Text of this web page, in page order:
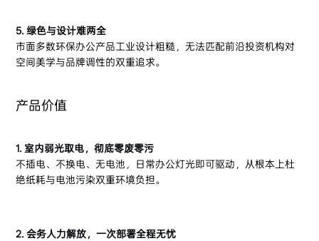
5. 绿色与设计难两全
市面多数环保办公产品工业设计粗糙，无法匹配前沿投资机构对
空间美学与品牌调性的双重追求。
产品价值
1. 室内弱光取电，彻底零废零污
不插电、不换电、无电池，日常办公灯光即可驱动，从根本上杜
绝纸耗与电池污染双重环境负担。
2. 会务人力解放，一次部署全程无忧